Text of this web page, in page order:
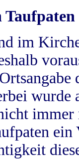
Taufpaten
im
wurde